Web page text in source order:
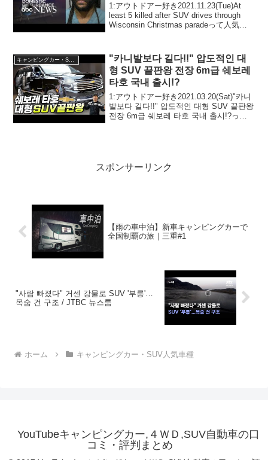
1:アウトドアー好き2021.11.23(Tue)At
least 5 killed after SUV drives through
Wisconsin Christmas paradeって人気で
キャンピングカー・SUV人気車種
"카니발보다 길다!!" 압도적인 대
형 SUV 끝판왕 전장 6m급 쉐보레
타호 국내 출시!?
1:アウトドアー好き2021.03.20(Sat)"카니
발보다 길다!!" 압도적인 대형 SUV 끝판왕
전장 6m급 쉐보레 타호 국내 출시!?って
スポンサーリンク
【雨の車中泊】新車キャンピングカーで
全国制覇の旅｜三重#1
"사람 빠졌다" 거센 강물로 SUV '부릉'…
목숨 건 구조 / JTBC 뉴스룸
ホーム キャンピングカー・SUV人気車種
YouTubeキャンピングカー,４ＷＤ,SUV自動車の口
コミ・評判まとめ